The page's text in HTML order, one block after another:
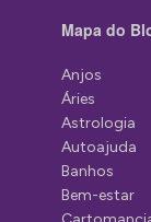
Mapa do
Anjos
Áries
Astrologia
Autoajuda
Banhos
Bem-estar